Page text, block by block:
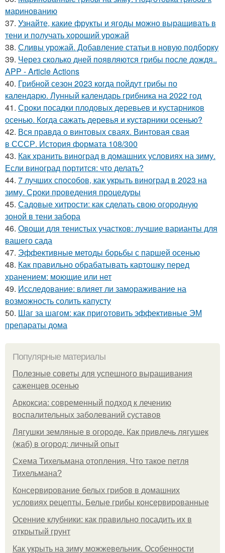
маринованию
37. Узнайте, какие фрукты и ягоды можно выращивать в
тени и получать хороший урожай
38. Сливы урожай. Добавление статьи в новую подборку
39. Через сколько дней появляются грибы после дождя..
APP - Article Actions
40. Грибной сезон 2023 когда пойдут грибы по
календарю. Лунный календарь грибника на 2022 год
41. Сроки посадки плодовых деревьев и кустарников
осенью. Когда сажать деревья и кустарники осенью?
42. Вся правда о винтовых сваях. Винтовая свая
в СССР. История формата 108/300
43. Как хранить виноград в домашних условиях на зиму.
Если виноград портится: что делать?
44. 7 лучших способов, как укрыть виноград в 2023 на
зиму. Сроки проведения процедуры
45. Садовые хитрости: как сделать свою огородную
зоной в тени забора
46. Овощи для тенистых участков: лучшие варианты для
вашего сада
47. Эффективные методы борьбы с паршей осенью
48. Как правильно обрабатывать картошку перед
хранением: моющие или нет
49. Исследование: влияет ли замораживание на
возможность солить капусту
50. Шаг за шагом: как приготовить эффективные ЭМ
препараты дома
Популярные материалы
Полезные советы для успешного выращивания
саженцев осенью
Аркоксиа: современный подход к лечению
воспалительных заболеваний суставов
Лягушки земляные в огороде. Как привлечь лягушек
(жаб) в огород: личный опыт
Схема Тихельмана отопления. Что такое петля
Тихельмана?
Консервирование белых грибов в домашних
условиях рецепты. Белые грибы консервированные
Осенние клубники: как правильно посадить их в
открытый грунт
Как укрыть на зиму можжевельник. Особенности